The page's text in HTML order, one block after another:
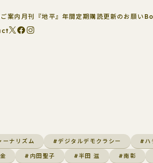
案内 月刊『地平』年間定期購読更新のお願い
ーナリズム #デジタルデモクラシー #ハ
#内田聖子 #半田 滋 #南彰